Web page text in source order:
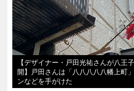
【デザイナー・戸田光祐さんが八王
開】戸田さんは「八八八八八幡上町
ンなどを手がけた